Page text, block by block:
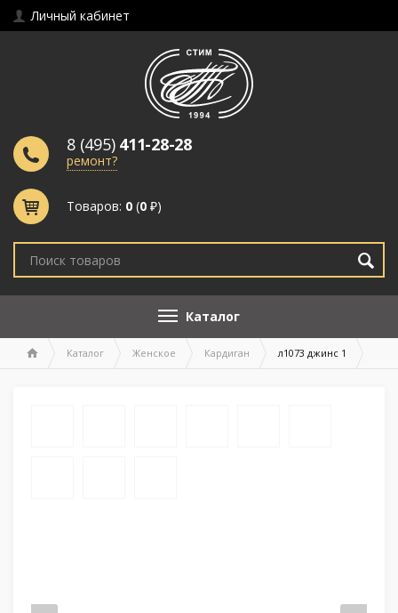
Личный кабинет
8 (495) 411-28-28
ремонт?
Товаров: 0 (0 ₽)
Каталог
Каталог Женское Кардиган л1073 джинс 1